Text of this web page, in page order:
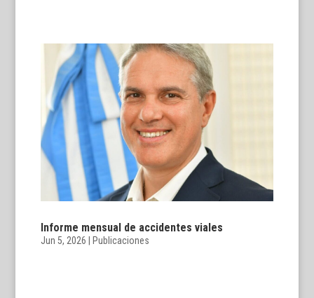
Informe mensual de accidentes viales
Jun 5, 2026 Publicaciones